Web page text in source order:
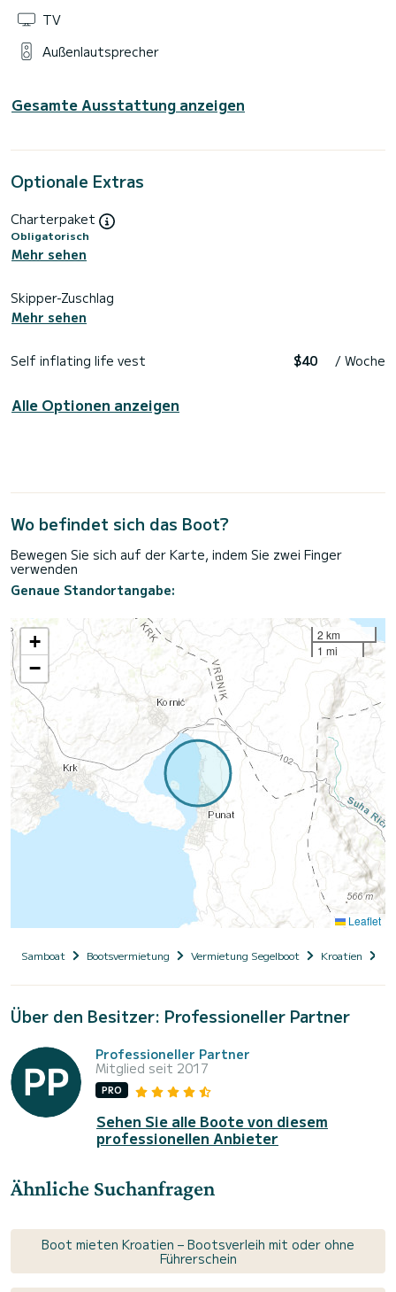
TV
Außenlautsprecher
Gesamte Ausstattung anzeigen
Optionale Extras
Charterpaket
Obligatorisch
Mehr sehen
Skipper-Zuschlag
Mehr sehen
Self inflating life vest $40 / Woche
Alle Optionen anzeigen
Wo befindet sich das Boot?
Bewegen Sie sich auf der Karte, indem Sie zwei Finger
verwenden
Genaue Standortangabe:
+
−
2 km
1 mi
Leaflet
Samboat Bootsvermietung Vermietung Segelboot Kroatien
Über den Besitzer: Professioneller Partner
Professioneller Partner
Mitglied seit 2017
PRO
Sehen Sie alle Boote von diesem
professionellen Anbieter
Ähnliche Suchanfragen
Boot mieten Kroatien – Bootsverleih mit oder ohne
Führerschein